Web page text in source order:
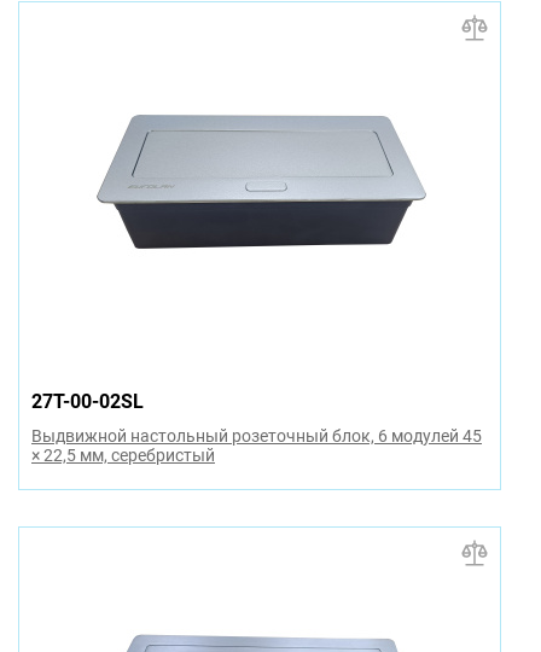
27T-00-02SL
Выдвижной настольный розеточный блок, 6 модулей 45
× 22,5 мм, серебристый